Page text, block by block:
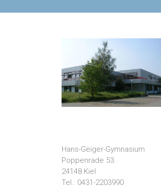
Hans-Geiger-Gymnasium
Poppenrade 53
24148 Kiel
Tel.: 0431-2203990